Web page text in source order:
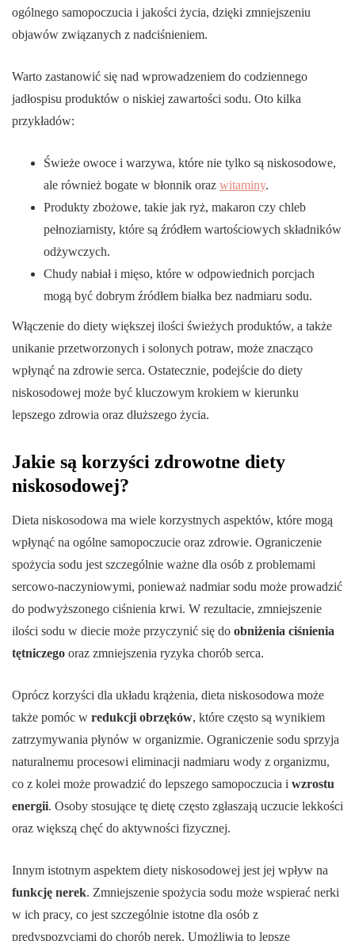
ogólnego samopoczucia i jakości życia, dzięki zmniejszeniu
objawów związanych z nadciśnieniem.
Warto zastanowić się nad wprowadzeniem do codziennego
jadłospisu produktów o niskiej zawartości sodu. Oto kilka
przykładów:
Świeże owoce i warzywa, które nie tylko są niskosodowe,
ale również bogate w błonnik oraz witaminy.
Produkty zbożowe, takie jak ryż, makaron czy chleb
pełnoziarnisty, które są źródłem wartościowych składników
odżywczych.
Chudy nabiał i mięso, które w odpowiednich porcjach
mogą być dobrym źródłem białka bez nadmiaru sodu.
Włączenie do diety większej ilości świeżych produktów, a także
unikanie przetworzonych i solonych potraw, może znacząco
wpłynąć na zdrowie serca. Ostatecznie, podejście do diety
niskosodowej może być kluczowym krokiem w kierunku
lepszego zdrowia oraz dłuższego życia.
Jakie są korzyści zdrowotne diety
niskosodowej?
Dieta niskosodowa ma wiele korzystnych aspektów, które mogą
wpłynąć na ogólne samopoczucie oraz zdrowie. Ograniczenie
spożycia sodu jest szczególnie ważne dla osób z problemami
sercowo-naczyniowymi, ponieważ nadmiar sodu może prowadzić
do podwyższonego ciśnienia krwi. W rezultacie, zmniejszenie
ilości sodu w diecie może przyczynić się do obniżenia ciśnienia
tętniczego oraz zmniejszenia ryzyka chorób serca.
Oprócz korzyści dla układu krążenia, dieta niskosodowa może
także pomóc w redukcji obrzęków, które często są wynikiem
zatrzymywania płynów w organizmie. Ograniczenie sodu sprzyja
naturalnemu procesowi eliminacji nadmiaru wody z organizmu,
co z kolei może prowadzić do lepszego samopoczucia i wzrostu
energii. Osoby stosujące tę dietę często zgłaszają uczucie lekkości
oraz większą chęć do aktywności fizycznej.
Innym istotnym aspektem diety niskosodowej jest jej wpływ na
funkcję nerek. Zmniejszenie spożycia sodu może wspierać nerki
w ich pracy, co jest szczególnie istotne dla osób z
predyspozycjami do chorób nerek. Umożliwia to lepsze